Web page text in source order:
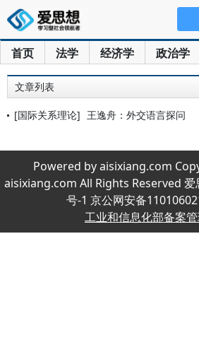
首页 法学 经济学 政治学
文章列表
[国际关系理论] 王逸舟：外交语言探问
Powered by aisixiang.com
aisixiang.com All Rights Reserved 爱
号-1 京公网安备
工业和信息化部备案